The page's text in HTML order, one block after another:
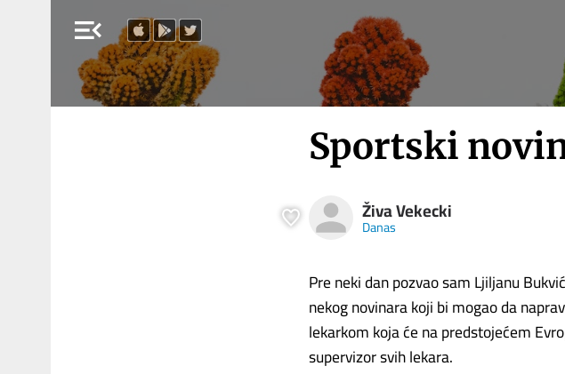
menu_open
Sportski
Živa Vekecki
Danas
Pre neki dan pozvao sam Ljiljanu
nekog novinara koji bi mogao da
lekarkom koja će na predstojećem
supervizor svih lekara.